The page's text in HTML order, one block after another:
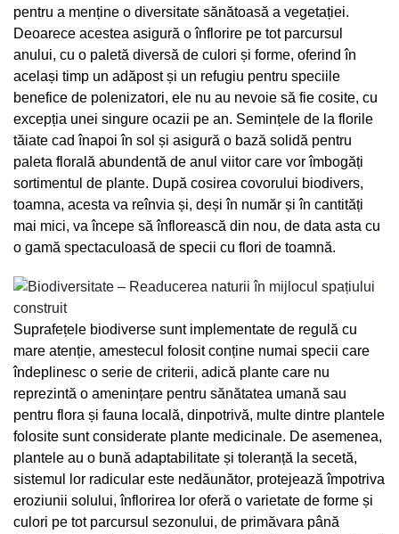
pentru a menține o diversitate sănătoasă a vegetației.
Deoarece acestea asigură o înflorire pe tot parcursul
anului, cu o paletă diversă de culori și forme, oferind în
același timp un adăpost și un refugiu pentru speciile
benefice de polenizatori, ele nu au nevoie să fie cosite, cu
excepția unei singure ocazii pe an. Semințele de la florile
tăiate cad înapoi în sol și asigură o bază solidă pentru
paleta florală abundentă de anul viitor care vor îmbogăți
sortimentul de plante. După cosirea covorului biodivers,
toamna, acesta va reînvia și, deși în număr și în cantități
mai mici, va începe să înflorească din nou, de data asta cu
o gamă spectaculoasă de specii cu flori de toamnă.
Suprafețele biodiverse sunt implementate de regulă cu
mare atenție, amestecul folosit conține numai specii care
îndeplinesc o serie de criterii, adică plante care nu
reprezintă o amenințare pentru sănătatea umană sau
pentru flora și fauna locală, dinpotrivă, multe dintre plantele
folosite sunt considerate plante medicinale. De asemenea,
plantele au o bună adaptabilitate și toleranță la secetă,
sistemul lor radicular este nedăunător, protejează împotriva
eroziunii solului, înflorirea lor oferă o varietate de forme și
culori pe tot parcursul sezonului, de primăvara până